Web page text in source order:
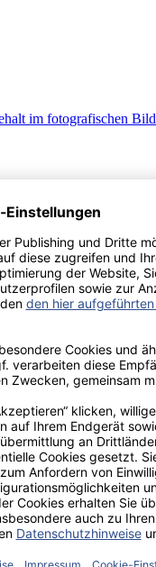
im fotografischen Bild
Triers ‚Antichrist’